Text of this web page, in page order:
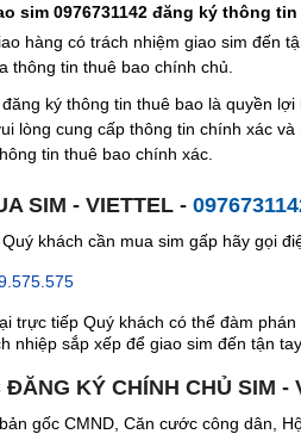
sim 0976731142 đăng ký thông
hàng có trách nhiệm giao sim đến
thông tin thuê bao chính chủ.
ký thông tin thuê bao là quyền
lòng cung cấp thông tin chính xác
tin thuê bao chính xác.
SIM - VIETTEL -
khách cần mua sim gấp hãy gọi
trực tiếp Quý khách có thể đàm
nhiệp sắp xếp để giao sim đến tận
ĐĂNG KÝ CHÍNH CHỦ SIM -
gốc CMND, Căn cước công dân,